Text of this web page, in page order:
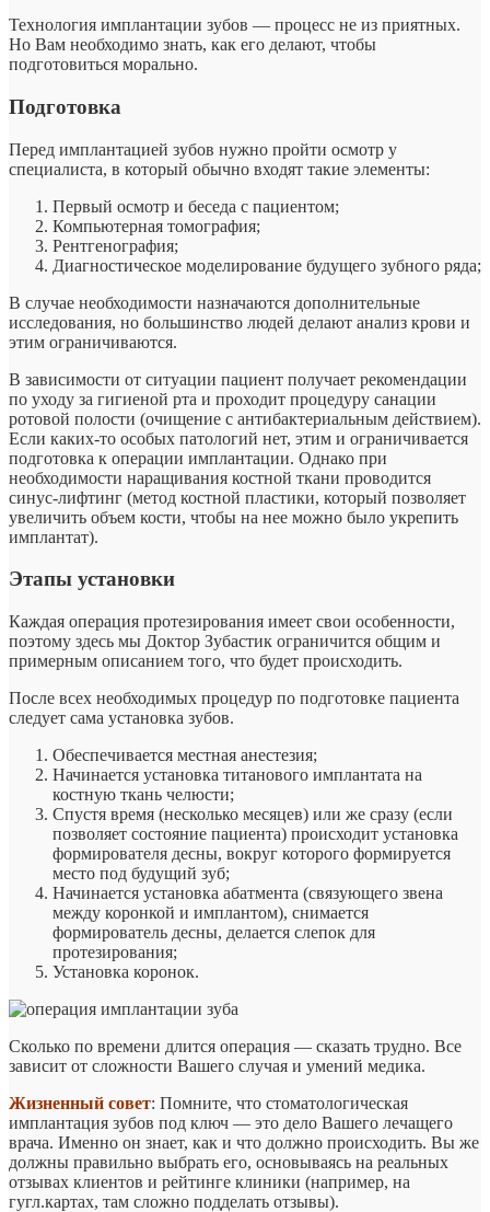
Технология имплантации зубов — процесс не из приятных.
Но Вам необходимо знать, как его делают, чтобы
подготовиться морально.
Подготовка
Перед имплантацией зубов нужно пройти осмотр у
специалиста, в который обычно входят такие элементы:
Первый осмотр и беседа с пациентом;
Компьютерная томография;
Рентгенография;
Диагностическое моделирование будущего зубного ряда;
В случае необходимости назначаются дополнительные
исследования, но большинство людей делают анализ крови и
этим ограничиваются.
В зависимости от ситуации пациент получает рекомендации
по уходу за гигиеной рта и проходит процедуру санации
ротовой полости (очищение с антибактериальным действием).
Если каких-то особых патологий нет, этим и ограничивается
подготовка к операции имплантации. Однако при
необходимости наращивания костной ткани проводится
синус-лифтинг (метод костной пластики, который позволяет
увеличить объем кости, чтобы на нее можно было укрепить
имплантат).
Этапы установки
Каждая операция протезирования имеет свои особенности,
поэтому здесь мы Доктор Зубастик ограничится общим и
примерным описанием того, что будет происходить.
После всех необходимых процедур по подготовке пациента
следует сама установка зубов.
Обеспечивается местная анестезия;
Начинается установка титанового имплантата на
костную ткань челюсти;
Спустя время (несколько месяцев) или же сразу (если
позволяет состояние пациента) происходит установка
формирователя десны, вокруг которого формируется
место под будущий зуб;
Начинается установка абатмента (связующего звена
между коронкой и имплантом), снимается
формирователь десны, делается слепок для
протезирования;
Установка коронок.
Сколько по времени длится операция — сказать трудно. Все
зависит от сложности Вашего случая и умений медика.
Жизненный совет: Помните, что стоматологическая
имплантация зубов под ключ — это дело Вашего лечащего
врача. Именно он знает, как и что должно происходить. Вы же
должны правильно выбрать его, основываясь на реальных
отзывах клиентов и рейтинге клиники (например, на
гугл.картах, там сложно подделать отзывы).